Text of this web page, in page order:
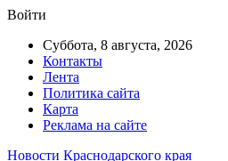
Войти
Суббота, 8 августа, 2026
Контакты
Лента
Политика сайта
Карта
Реклама на сайте
Новости Краснодарского края